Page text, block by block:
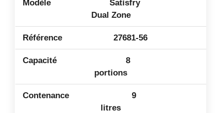
Satisfry
Dual Zone
27681-56
8
portions
9
litres